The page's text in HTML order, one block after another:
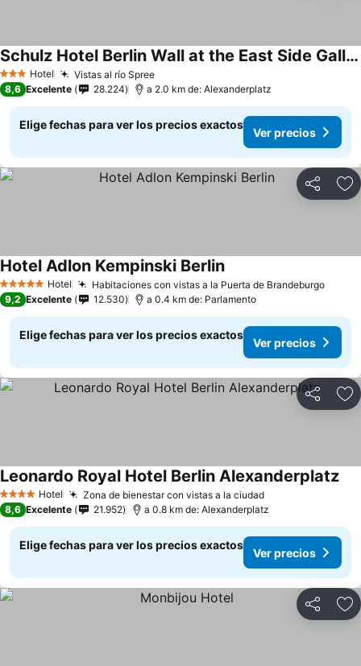
3 Estrellas
Hotel Vistas al río Spree
Schulz Hotel Berlin Wall at the East Side Gallery
8,6 Excelente 28.224 a 2.0 km de: Alexanderplatz
Elige fechas para ver los precios exactos
Ver precios
Compartir
5 Estrellas Hotel Habitaciones con vistas a la Puerta de Brandeburgo
Hotel Adlon Kempinski Berlin
9,2 Excelente 12.530 a 0.4 km de: Parlamento
Elige fechas para ver los precios exactos
Ver precios
Compartir
4 EstrellasHotel Zona de bienestar con vistas a la ciudad
Leonardo Royal Hotel Berlin Alexanderplatz
8,6 Excelente 21.952 a 0.8 km de: Alexanderplatz
Elige fechas para ver los precios exactos
Ver precios
Compartir